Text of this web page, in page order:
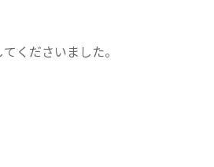
くださいました。